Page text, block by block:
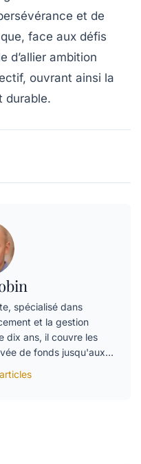
et de
face aux défis
d’allier ambition
ouvrant ainsi la
durable.
spécialisé dans
et la gestion
dix ans, il couvre les
de fonds jusqu'aux…